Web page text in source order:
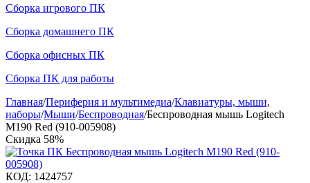
Сборка игрового ПК
Сборка домашнего ПК
Сборка офисных ПК
Сборка ПК для работы
Главная/Периферия и мультимедиа/Клавиатуры, мыши,
наборы/Мыши/Беспроводная/Беспроводная мышь Logitech
M190 Red (910-005908)
Скидка 58%
КОД: 1424757